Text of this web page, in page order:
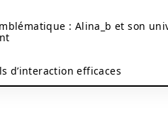
: Alina_b et son
d’interaction efficaces